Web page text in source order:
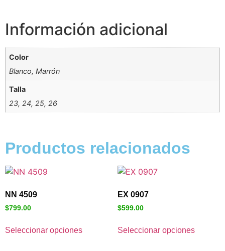
Información adicional
Color
Blanco, Marrón
Talla
23, 24, 25, 26
Productos relacionados
NN 4509
$799.00
Seleccionar opciones
EX 0907
$599.00
Seleccionar opciones